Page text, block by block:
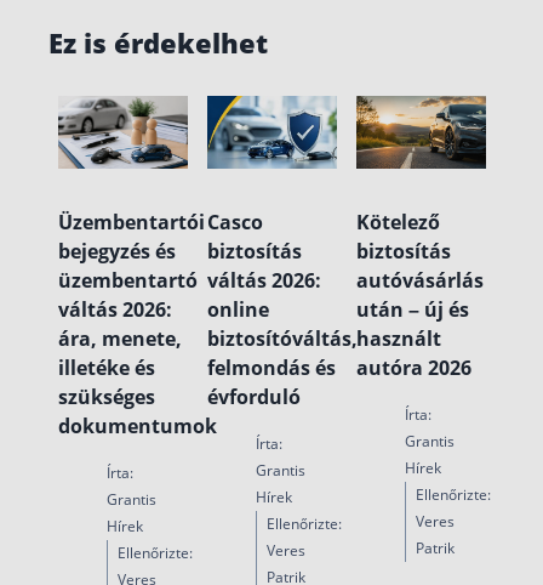
Ez is érdekelhet
Üzembentartói
bejegyzés és
üzembentartó
váltás 2026:
ára, menete,
illetéke és
szükséges
dokumentumok
Írta:
Grantis
Hírek
Ellenőrizte:
Veres
Casco
biztosítás
váltás 2026:
online
biztosítóváltás,
felmondás és
évforduló
Írta:
Grantis
Hírek
Ellenőrizte:
Veres
Patrik
Kötelező
biztosítás
autóvásárlás
után – új és
használt
autóra 2026
Írta:
Grantis
Hírek
Ellenőrizte:
Veres
Patrik